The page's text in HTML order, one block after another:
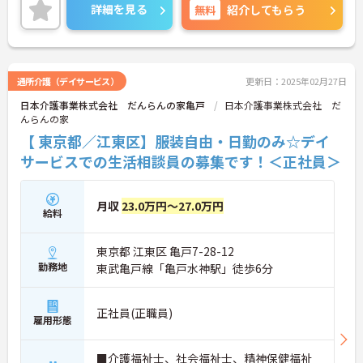
ご興味ある方には、面接対策ポイントなど、さらに
詳細をお話しいたしますのでお気軽にご相談くださ
い。
詳細を見る 無料 紹介してもらう
通所介護（デイサービス） 更新日：2025年02月27日
日本介護事業株式会社 だんらんの家亀戸
日本介護事業株式会社 だ
んらんの家
【 東京都／江東区】服装自由・日勤のみ☆デイ
サービスでの生活相談員の募集です！＜正社員＞
給料 月収 23.0万円～27.0万円
勤務地
東京都 江東区 亀戸7-28-12
東武亀戸線「亀戸水神駅」徒歩6分
雇用形態 正社員(正職員)
■介護福祉士、社会福祉士、精神保健福祉